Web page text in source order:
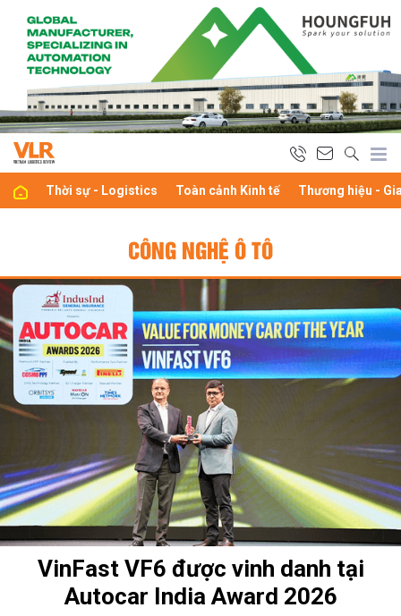
Thời sự - Logistics Toàn cảnh Kinh tế Thương hiệu -
CÔNG NGHỆ Ô TÔ
VinFast VF6 được vinh danh tại
Autocar India Award 2026